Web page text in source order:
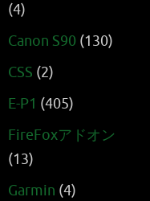
(4)
Canon S90 (130)
CSS (2)
E-P1 (405)
FireFoxアドオン
(13)
Garmin (4)